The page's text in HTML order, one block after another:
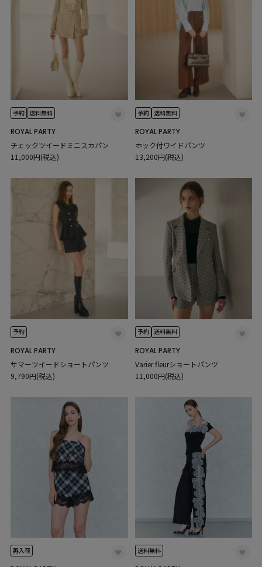
予約 送料無料
ROYAL PARTY
チェックツイードミニスカパン
11,000円(税込)
予約 送料無料
ROYAL PARTY
ホック付ワイドパンツ
13,200円(税込)
予約
ROYAL PARTY
サマーツイードショートパンツ
9,790円(税込)
予約 送料無料
ROYAL PARTY
Varier fleurショートパンツ
11,000円(税込)
再入荷 送料無料